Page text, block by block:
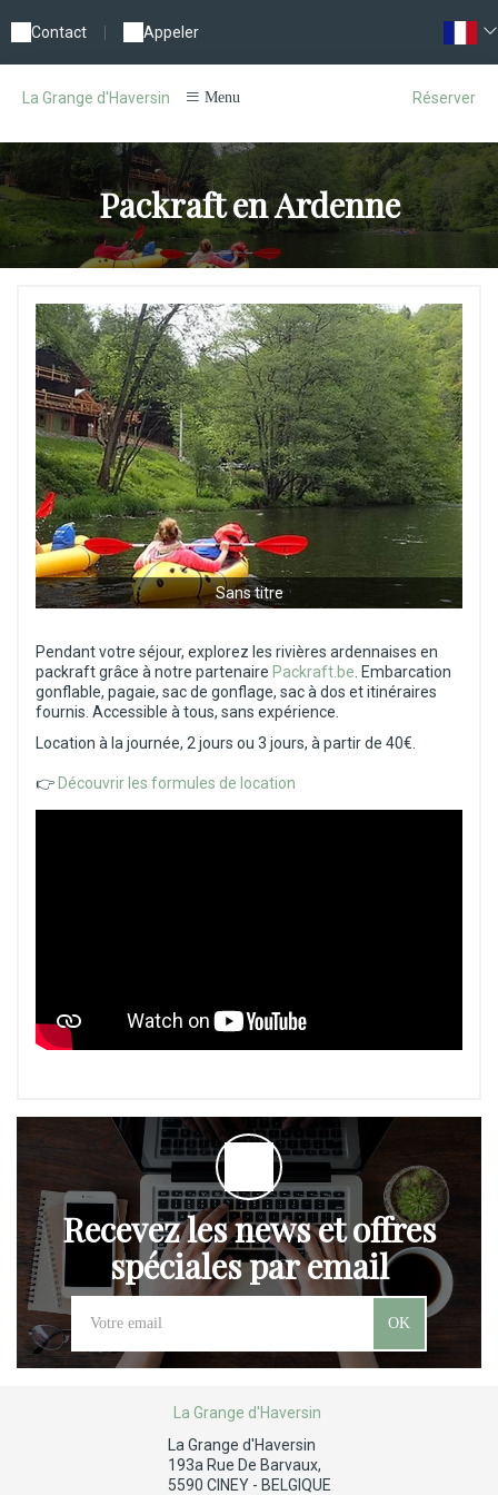
Contact Appeler
La Grange d'Haversin Menu Réserver
Packraft en Ardenne
Sans titre
Pendant votre séjour, explorez les rivières ardennaises en
packraft grâce à notre partenaire Packraft.be. Embarcation
gonflable, pagaie, sac de gonflage, sac à dos et itinéraires
fournis. Accessible à tous, sans expérience.
Location à la journée, 2 jours ou 3 jours, à partir de 40€.
👉 Découvrir les formules de location
Recevez les news et offres
spéciales par email
OK
La Grange d'Haversin
La Grange d'Haversin
193a Rue De Barvaux,
5590 CINEY - BELGIQUE